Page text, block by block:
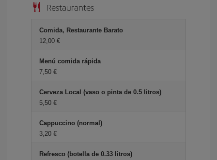
Restaurantes
Comida, Restaurante Barato
12,00 €
Menú comida rápida
7,50 €
Cerveza Local (vaso o pinta de 0.5 litros)
5,50 €
Cappuccino (normal)
3,20 €
Refresco (botella de 0.33 litros)